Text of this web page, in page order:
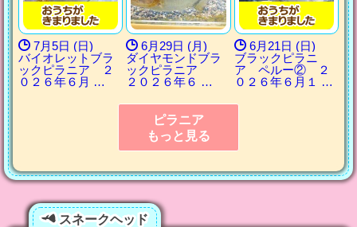
7月5日 (日)
バイオレットブラ
ックピラニア ２
０２６年６月 …
6月29日 (月)
ダイヤモンドブラ
ックピラニア
２０２６年６ …
6月21日 (日)
ブラックピラニ
ア ペルー② ２
０２６年６月１ …
ピラニア
もっと見る
スネークヘッド